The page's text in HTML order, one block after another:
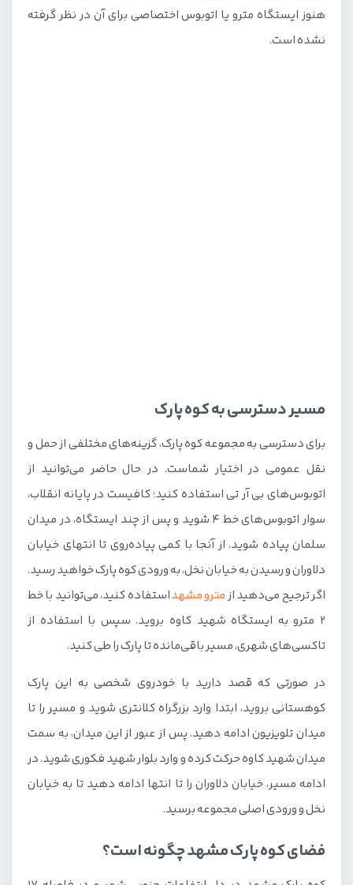
سینمای ماشین کوه پارک مشهد
امکانات کوه پارک شهر مشهد
هنوز ایستگاه مترو یا اتوبوس اختصاصی برای آن در نظر گرفته
نشده است.
مسیر دسترسی به کوه پارک
برای دسترسی به مجموعه کوه پارک، گزینه‌های مختلفی از حمل و
نقل عمومی در اختیار شماست. در حال حاضر می‌توانید از
اتوبوس‌های بی آر تی استفاده کنید؛ کافیست در پایانه انقلاب،
سوار اتوبوس‌های خط 4 شوید و پس از چند ایستگاه، در میدان
سلمان پیاده شوید. از آنجا با کمی پیاده‌روی تا انتهای خیابان
دلاوران و رسیدن به خیابان نخل، به ورودی کوه پارک خواهید رسید.
اگر ترجیح می‌دهید ازمترو مشهداستفاده کنید، می‌توانید با خط
2 مترو به ایستگاه شهید کاوه بروید. سپس با استفاده از
تاکسی‌های شهری، مسیر باقی‌مانده تا پارک را طی کنید.
در صورتی که قصد دارید با خودروی شخصی به این پارک
کوهستانی بروید، ابتدا وارد بزرگراه کلانتری شوید و مسیر را تا
میدان تلویزیون ادامه دهید. پس از عبور از این میدان، به سمت
میدان شهید کاوه حرکت کرده و وارد بلوار شهید فکوری شوید. در
ادامه مسیر، خیابان دلاوران را تا انتها ادامه دهید تا به خیابان
نخل و ورودی اصلی مجموعه برسید.
فضای کوه پارک مشهد چگونه است؟